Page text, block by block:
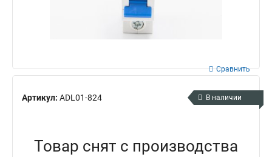
Артикул: ADL01-824
Сравнить
В наличии
Товар снят с производства